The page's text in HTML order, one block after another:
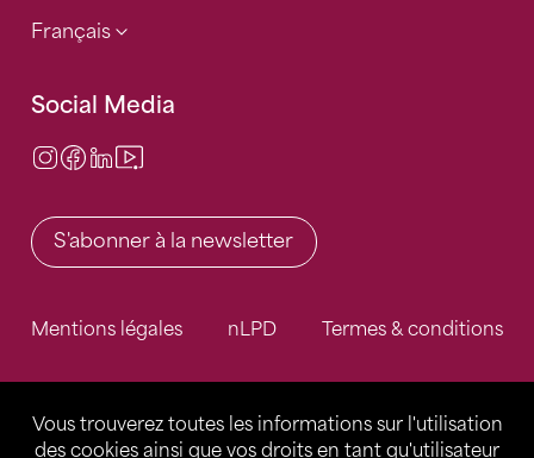
Vous trouverez toutes les informations sur l'utilisation
des cookies ainsi que vos droits en tant qu'utilisateur
Français
Social Media
Instagram
Facebook
LinkedIn
S'abonner à la newsletter
Mentions légales nLPD Termes & conditions